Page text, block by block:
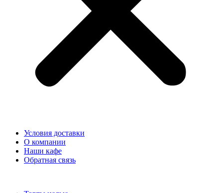
Условия доставки
О компании
Наши кафе
Обратная связь